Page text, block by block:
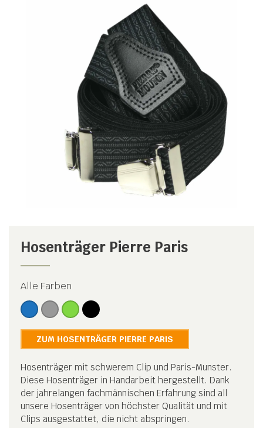
Hosenträger Pierre Paris
Hosenträger mit schwerem Clip und Paris-Munster.
Diese Hosenträger in Handarbeit hergestellt. Dank
der jahrelangen fachmännischen Erfahrung sind all
unsere Hosenträger von höchster Qualität und mit
Clips ausgestattet, die nicht abspringen.
Alle Farben
ZUM HOSENTRÄGER PIERRE PARIS